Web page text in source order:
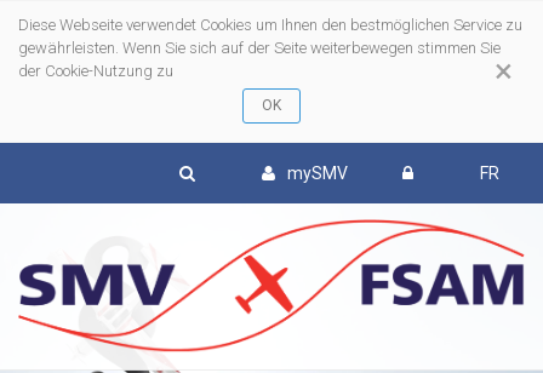
×
Diese Webseite verwendet Cookies um Ihnen den bestmöglichen Service zu
gewährleisten. Wenn Sie sich auf der Seite weiterbewegen stimmen Sie
der Cookie-Nutzung zu
mySMV FR